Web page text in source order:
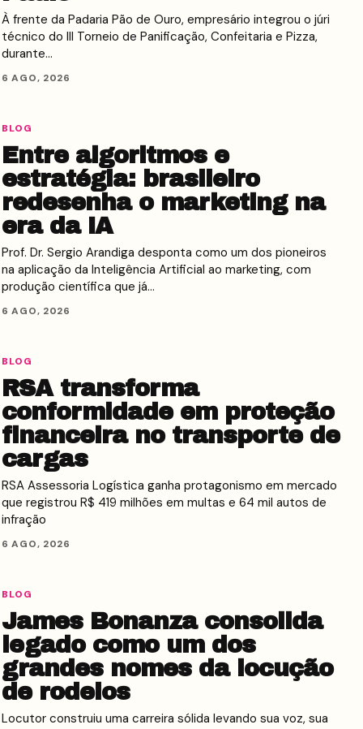
À frente da Padaria Pão de Ouro, empresário integrou o júri
técnico do III Torneio de Panificação, Confeitaria e Pizza,
durante…
6 AGO, 2026
BLOG
Entre algoritmos e
estratégia: brasileiro
redesenha o marketing na
era da IA
Prof. Dr. Sergio Arandiga desponta como um dos pioneiros
na aplicação da Inteligência Artificial ao marketing, com
produção científica que já…
6 AGO, 2026
BLOG
RSA transforma
conformidade em proteção
financeira no transporte de
cargas
RSA Assessoria Logística ganha protagonismo em mercado
que registrou R$ 419 milhões em multas e 64 mil autos de
infração
6 AGO, 2026
BLOG
James Bonanza consolida
legado como um dos
grandes nomes da locução
de rodeios
Locutor construiu uma carreira sólida levando sua voz, sua